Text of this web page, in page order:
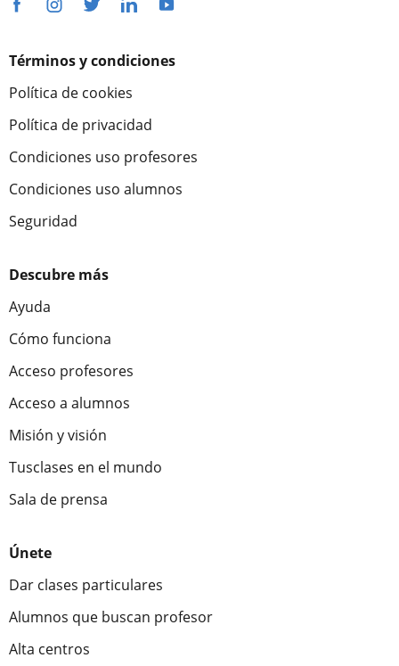
Términos y condiciones
Política de cookies
Política de privacidad
Condiciones uso profesores
Condiciones uso alumnos
Seguridad
Descubre más
Ayuda
Cómo funciona
Acceso profesores
Acceso a alumnos
Misión y visión
Tusclases en el mundo
Sala de prensa
Únete
Dar clases particulares
Alumnos que buscan profesor
Alta centros